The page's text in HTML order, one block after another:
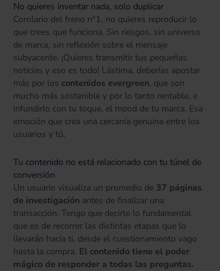
No quieres inventar nada, solo duplicar
Corolario del freno n°1, no quieres reproducir lo
que crees que funciona. Sin riesgos, sin universo
de marca, sin reflexión sobre el mensaje
subyacente. ¡Quieres transmitir tus pequeñas
noticias y eso es todo! Lástima, deberías apostar
más por los contenidos evergreen, que son
mucho más sostenible y por lo tanto rentable, e
infundirlo con tu toque, el mood de tu marca. Esa
emoción que crea una cercanía genuina entre los
usuarios y tú.
Tu contenido no está relacionado con tu túnel de
conversión
Un usuario visualiza un promedio de 37 páginas
de investigación antes de finalizar una
transacción. Tengo que decirte lo fundamental
que es de recorrer las distintas etapas que lo
llevarán hacia ti, desde el cuestionamiento vago
hasta la compra. El contenido tiene el poder
mágico de responder a todas las preguntas.